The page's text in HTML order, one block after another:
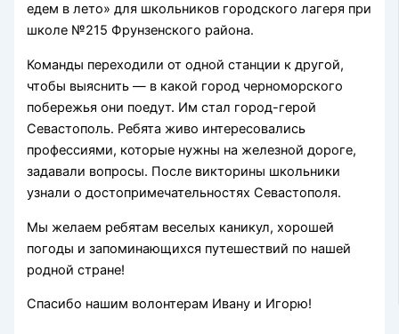
едем в лето» для школьников городского лагеря при
школе №215 Фрунзенского района.
Команды переходили от одной станции к другой,
чтобы выяснить — в какой город черноморского
побережья они поедут. Им стал город-герой
Севастополь. Ребята живо интересовались
профессиями, которые нужны на железной дороге,
задавали вопросы. После викторины школьники
узнали о достопримечательностях Севастополя.
Мы желаем ребятам веселых каникул, хорошей
погоды и запоминающихся путешествий по нашей
родной стране!
Спасибо нашим волонтерам Ивану и Игорю!